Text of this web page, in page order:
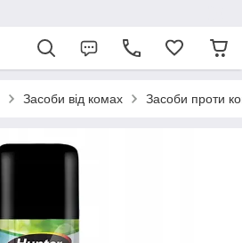
Засоби від комах Засоби проти